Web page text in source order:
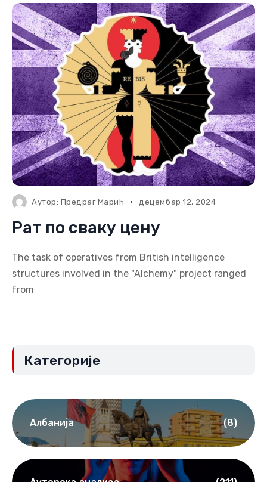
Аутор: Предраг Марић децембар 12, 2024
Рат по сваку цену
The task of operatives from British intelligence
structures involved in the "Alchemy" project ranged
from
Категорије
Албанија (8)